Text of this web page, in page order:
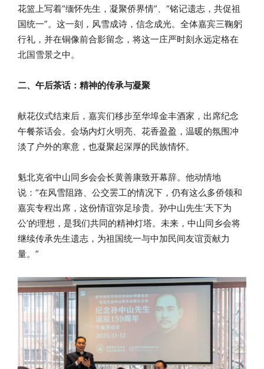
花篮上写着“缅怀先生，凝聚侨界情”、“铭记遗志，共促祖
国统一”。这一刻，风雪成诗，信念成光。全体嘉宾三鞠躬
行礼，并在铜像前合影留念，将这一庄严时刻永远定格在
北国雪景之中。
二、午后茶话：精神的传承与凝聚
献花仪式结束后，嘉宾们移步至华埠金丰酒家，出席纪念
午餐茶话会。会场内灯火明亮、花香盈盈，温暖的氛围冲
淡了户外的寒意，也凝聚起深厚的民族情怀。
魁北克省中山同乡会会长黄善康致开幕辞。他动情地
说：“在风雪阻路、公交罢工的情况下，仍有这么多侨领和
嘉宾专程出席，这份情谊弥足珍贵。孙中山先生‘天下为
公’的理想，是我们共同的精神灯塔。未来，中山同乡会将
继续传承先生遗志，为祖国统一与中加民间友谊贡献力
量。”